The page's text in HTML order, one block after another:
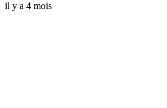
il y a 4 mois